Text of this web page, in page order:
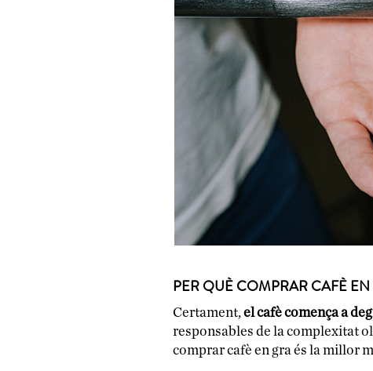
PER QUÈ COMPRAR CAFÈ
Certament,el cafè comença a
responsables de la complexitat
comprar cafè en gra és la millor